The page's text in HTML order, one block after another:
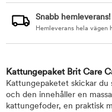
Snabb hemleverans!
Hemleverans hela vägen
Kattungepaket Brit Care
Kattungepaketet skickar
och den innehåller en
kattungefoder, en praktisk